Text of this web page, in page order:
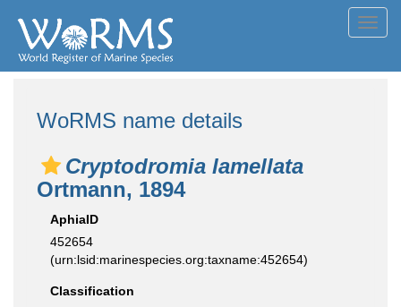
WoRMS name details
Cryptodromia lamellata
Ortmann, 1894
AphiaID
452654
(urn:lsid:marinespecies.org:taxname:452654)
Classification